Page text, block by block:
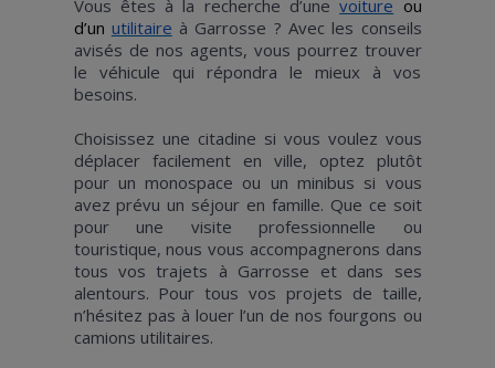
Vous êtes à la recherche d’unevoiture ou
d’un utilitaire à Garrosse ? Avec les conseils
avisés de nos agents, vous pourrez trouver
le véhicule qui répondra le mieux à vos
besoins.
Choisissez une citadine si vous voulez vous
déplacer facilement en ville, optez plutôt
pour un monospace ou un minibus si vous
avez prévu un séjour en famille. Que ce soit
pour une visite professionnelle ou
touristique, nous vous accompagnerons dans
tous vos trajets à Garrosse et dans ses
alentours. Pour tous vos projets de taille,
n’hésitez pas à louer l’un de nos fourgons ou
camions utilitaires.